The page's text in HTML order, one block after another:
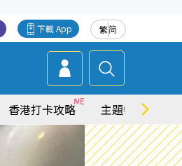
繁简
下載 App
香港打卡攻略 主題特集